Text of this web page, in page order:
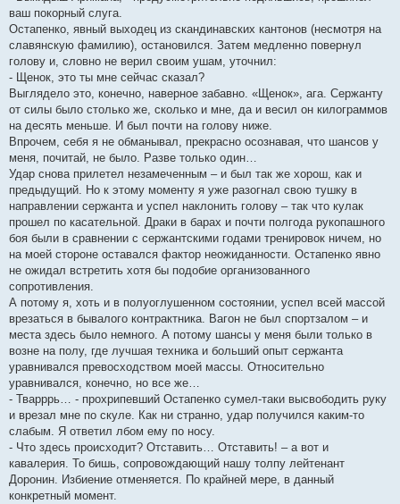
ваш покорный слуга.
Остапенко, явный выходец из скандинавских кантонов (несмотря на
славянскую фамилию), остановился. Затем медленно повернул
голову и, словно не верил своим ушам, уточнил:
- Щенок, это ты мне сейчас сказал?
Выглядело это, конечно, наверное забавно. «Щенок», ага. Сержанту
от силы было столько же, сколько и мне, да и весил он килограммов
на десять меньше. И был почти на голову ниже.
Впрочем, себя я не обманывал, прекрасно осознавая, что шансов у
меня, почитай, не было. Разве только один…
Удар снова прилетел незамеченным – и был так же хорош, как и
предыдущий. Но к этому моменту я уже разогнал свою тушку в
направлении сержанта и успел наклонить голову – так что кулак
прошел по касательной. Драки в барах и почти полгода рукопашного
боя были в сравнении с сержантскими годами тренировок ничем, но
на моей стороне оставался фактор неожиданности. Остапенко явно
не ожидал встретить хотя бы подобие организованного
сопротивления.
А потому я, хоть и в полуоглушенном состоянии, успел всей массой
врезаться в бывалого контрактника. Вагон не был спортзалом – и
места здесь было немного. А потому шансы у меня были только в
возне на полу, где лучшая техника и больший опыт сержанта
уравнивался превосходством моей массы. Относительно
уравнивался, конечно, но все же…
- Тварррь… - прохрипевший Остапенко сумел-таки высвободить руку
и врезал мне по скуле. Как ни странно, удар получился каким-то
слабым. Я ответил лбом ему по носу.
- Что здесь происходит? Отставить… Отставить! – а вот и
кавалерия. То бишь, сопровождающий нашу толпу лейтенант
Доронин. Избиение отменяется. По крайней мере, в данный
конкретный момент.